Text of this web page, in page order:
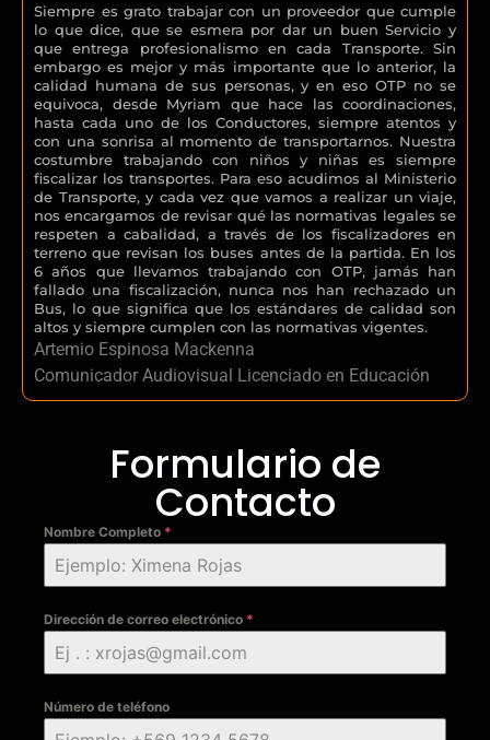
Siempre es grato trabajar con un proveedor que cumple
lo que dice, que se esmera por dar un buen Servicio y
que entrega profesionalismo en cada Transporte. Sin
embargo es mejor y más importante que lo anterior, la
calidad humana de sus personas, y en eso OTP no se
equivoca, desde Myriam que hace las coordinaciones,
hasta cada uno de los Conductores, siempre atentos y
con una sonrisa al momento de transportarnos. Nuestra
costumbre trabajando con niños y niñas es siempre
fiscalizar los transportes. Para eso acudimos al Ministerio
de Transporte, y cada vez que vamos a realizar un viaje,
nos encargamos de revisar qué las normativas legales se
respeten a cabalidad, a través de los fiscalizadores en
terreno que revisan los buses antes de la partida. En los
6 años que llevamos trabajando con OTP, jamás han
fallado una fiscalización, nunca nos han rechazado un
Bus, lo que significa que los estándares de calidad son
altos y siempre cumplen con las normativas vigentes.
Artemio Espinosa Mackenna
Comunicador Audiovisual Licenciado en Educación
Formulario de
Contacto
Nombre Completo *
Dirección de correo electrónico *
Número de teléfono